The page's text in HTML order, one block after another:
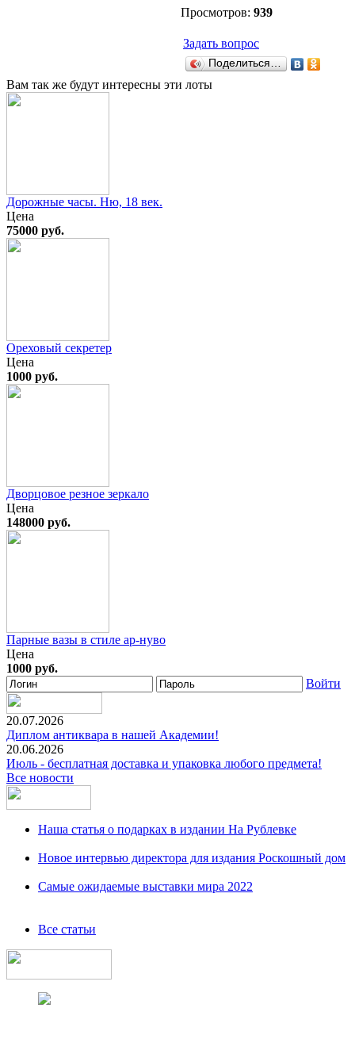
Просмотров: 939
Задать вопрос
Поделиться…
Вам так же будут интересны эти лоты
Дорожные часы. Ню, 18 век.
Цена
75000 руб.
Ореховый секретер
Цена
1000 руб.
Дворцовое резное зеркало
Цена
148000 руб.
Парные вазы в стиле ар-нуво
Цена
1000 руб.
Войти
20.07.2026
Диплом антиквара в нашей Академии!
20.06.2026
Июль - бесплатная доставка и упаковка любого предмета!
Все новости
Наша статья о подарках в издании На Рублевке
Новое интервью директора для издания Роскошный дом
Самые ожидаемые выставки мира 2022
Все статьи